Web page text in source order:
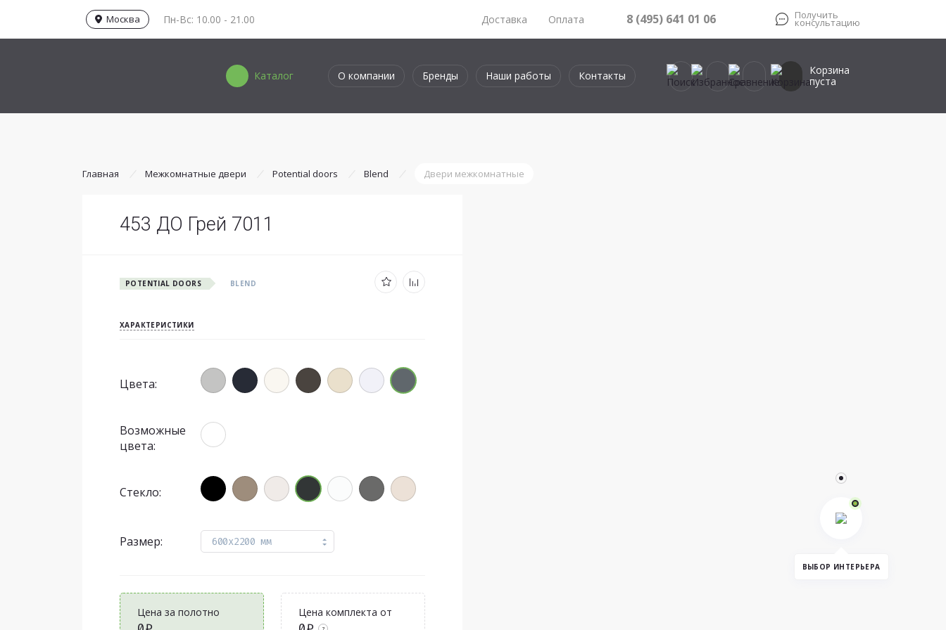
Москва Пн-Вс: 10.00 - 21.00 Доставка Оплата 8 (495) 641 01 06 Получить
консультацию
Каталог О компании Бренды Наши работы Контакты
Корзина
пуста
Главная Межкомнатные двери Potential doors Blend Двери межкомнатные
453 ДО Грей 7011
POTENTIAL DOORS BLEND
ХАРАКТЕРИСТИКИ
Цвета:
Возможные
цвета:
Стекло:
Размер: 600x2200 мм
Цена за полотно Цена комплекта от
?
ВЫБОР ИНТЕРЬЕРА